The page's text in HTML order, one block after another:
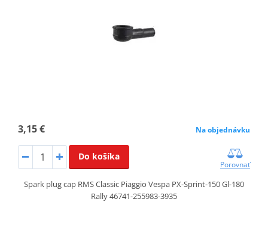
3,15 € Na objednávku
Do košíka
Porovnať
Spark plug cap RMS Classic Piaggio Vespa PX-Sprint-150 Gl-180
Rally 46741-255983-3935